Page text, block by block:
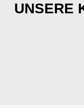
UNSERE